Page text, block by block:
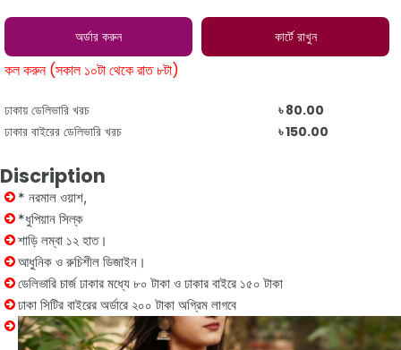
অর্ডার করুন কার্টে রাখুন
কল করুন (সকাল ১০টা থেকে রাত ৮টা)
ঢাকায় ডেলিভারি খরচ
৳ 80.00
ঢাকার বাইরের ডেলিভারি খরচ
৳ 150.00
Discription
* নরমাল ওয়াশ,
*ধুপিয়ান সিল্ক
শাড়ি লম্বা ১২ হাত।
আধুনিক ও রুচিশীল ডিজাইন।
ডেলিভারি চার্জ ঢাকার মধ্যে ৮০ টাকা ও ঢাকার বাইরে ১৫০ টাকা
ঢাকা সিটির বাইরের অর্ডারে ২০০ টাকা অগ্রিম লাগবে